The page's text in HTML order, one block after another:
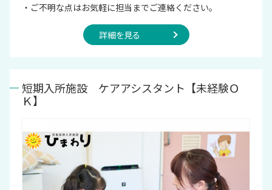
・ご不明な点はお気軽に担当までご連絡ください。
詳細を見る
短期入所施設 ケアアシスタント【未経験Ｏ
Ｋ】